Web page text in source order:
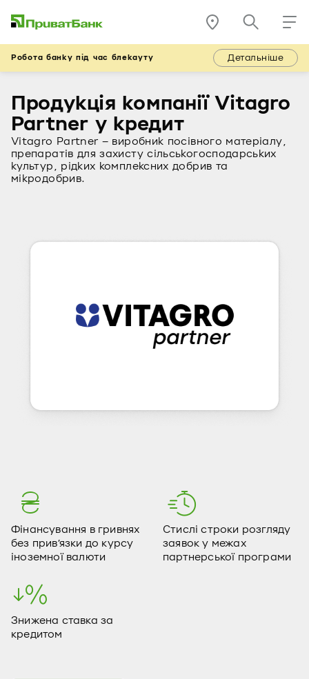
Робота банку під час блекауту Детальніше
Продукція компанії Vitagro
Partner у кредит
Vitagro Partner – виробник посівного матеріалу,
препаратів для захисту сільськогосподарських
культур, рідких комплексних добрив та
мікродобрив.
Фінансування в гривнях
без прив’язки до курсу
іноземної валюти
Стислі строки розгляду
заявок у межах
партнерської програми
Знижена ставка за
кредитом